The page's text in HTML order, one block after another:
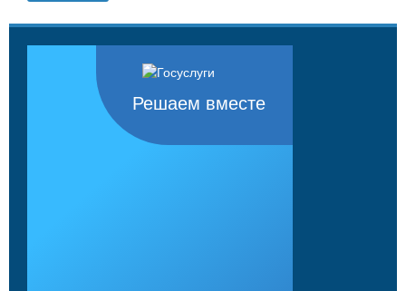
Решаем вместе